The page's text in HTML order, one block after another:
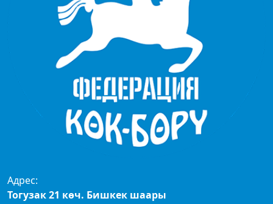
Адрес:
Тогузак 21 көч. Бишкек шаары